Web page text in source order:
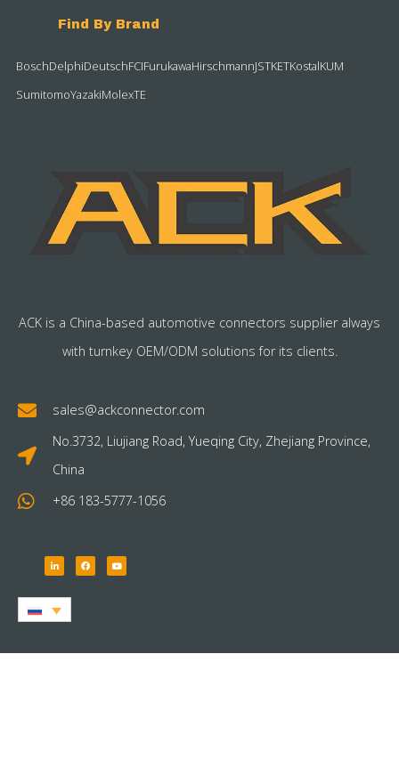
Find By Brand
BoschDelphiDeutschFCIFurukawaHirschmannJSTKETKostalKUM
SumitomoYazakiMolexTE
ACK is a China-based automotive connectors supplier always
with turnkey OEM/ODM solutions for its clients.
sales@ackconnector.com
No.3732, Liujiang Road, Yueqing City, Zhejiang Province,
China
+86 183-5777-1056